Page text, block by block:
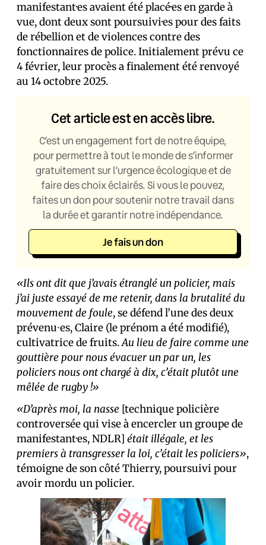
manifestant·es avaient été placé·es en garde à
vue, dont deux sont poursuivi·es pour des faits
de rébellion et de violences contre des
fonctionnaires de police. Initialement prévu ce
4 février, leur procès a finalement été renvoyé
au 14 octobre 2025.
Cet article est en accès libre.
C’est un engagement fort de notre équipe,
pour permettre à tout le monde de s’informer
gratuitement sur l’urgence écologique et de
faire des choix éclairés. Si vous le pouvez,
faites un don pour soutenir notre travail dans
la durée et garantir notre indépendance.
Je fais un don
«Ils ont dit que j’avais étranglé un policier, mais
j’ai juste essayé de me retenir, dans la brutalité du
mouvement de foule, se défend l’une des deux
prévenu⸱es, Claire (le prénom a été modifié),
cultivatrice de fruits.Au lieu de faire comme une
gouttière pour nous évacuer un par un, les
policiers nous ont chargé à dix, c’était plutôt une
mêlée de rugby !»
«D’après moi, la nasse [technique policière
controversée qui vise à encercler un groupe de
manifestant·es, NDLR] était illégale, et les
premiers à transgresser la loi, c’était les policiers»,
témoigne de son côté Thierry, poursuivi pour
avoir mordu un policier.